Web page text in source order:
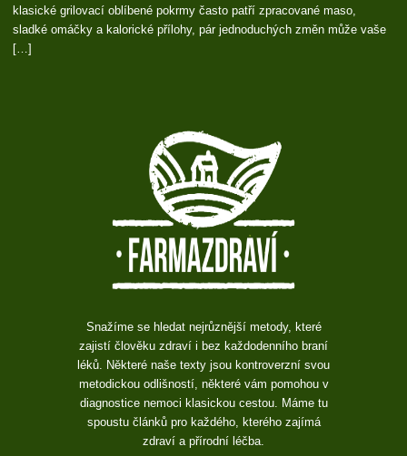
klasické grilovací oblíbené pokrmy často patří zpracované maso,
sladké omáčky a kalorické přílohy, pár jednoduchých změn může vaše
[…]
Snažíme se hledat nejrůznější metody, které
zajistí člověku zdraví i bez každodenního braní
léků. Některé naše texty jsou kontroverzní svou
metodickou odlišností, některé vám pomohou v
diagnostice nemoci klasickou cestou. Máme tu
spoustu článků pro každého, kterého zajímá
zdraví a přírodní léčba.